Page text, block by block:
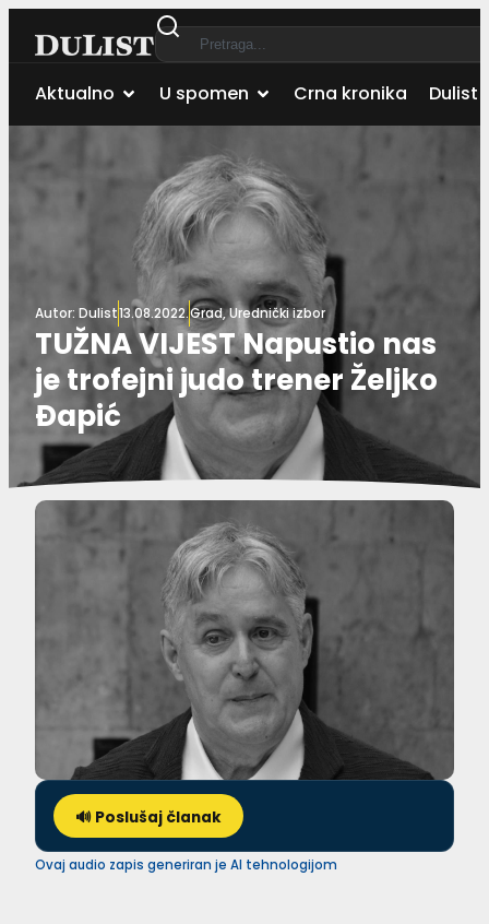
Aktualno U spomen Crna kronika Dulist
Autor: Dulist13.08.2022.Grad,Urednički izbor
TUŽNA VIJEST Napustio nas
je trofejni judo trener Željko
Đapić
🔊 Poslušaj članak
Ovaj audio zapis generiran je AI tehnologijom